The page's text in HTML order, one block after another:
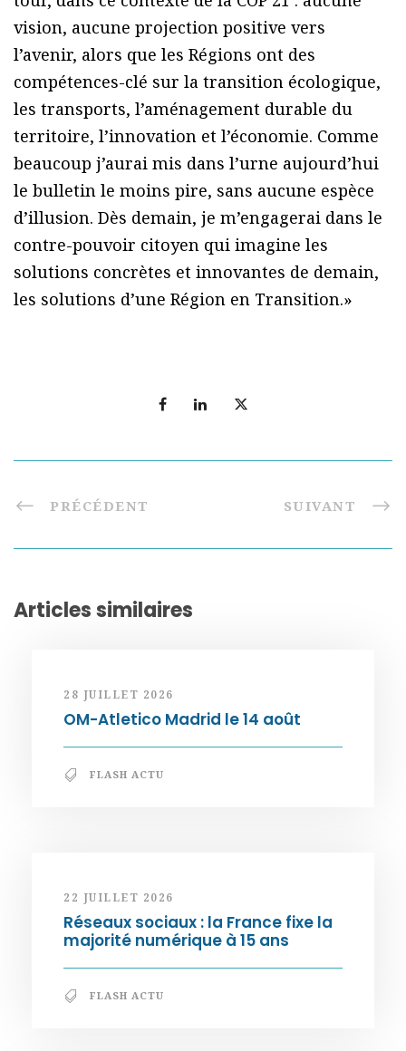
vision, aucune projection positive vers
l’avenir, alors que les Régions ont des
compétences-clé sur la transition écologique,
les transports, l’aménagement durable du
territoire, l’innovation et l’économie. Comme
beaucoup j’aurai mis dans l’urne aujourd’hui
le bulletin le moins pire, sans aucune espèce
d’illusion. Dès demain, je m’engagerai dans le
contre-pouvoir citoyen qui imagine les
solutions concrètes et innovantes de demain,
les solutions d’une Région en Transition.»
PRÉCÉDENT SUIVANT
Articles similaires
28 JUILLET 2026
OM-Atletico Madrid le 14 août
FLASH ACTU
22 JUILLET 2026
Réseaux sociaux : la France fixe la
majorité numérique à 15 ans
FLASH ACTU